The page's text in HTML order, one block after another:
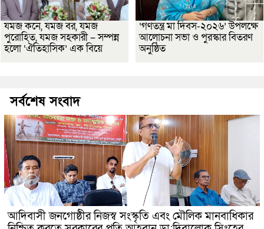
যমজ কনে, যমজ বর, যমজ
পুরোহিত, যমজ সহকারী – সম্পন্ন
হলো ‘ঐতিহাসিক’ এক বিয়ে
‘গণতন্ত্র মা দিবস-২০২৬’ উপলক্ষে
আলোচনা সভা ও পুরস্কার বিতরণ
অনুষ্ঠিত
সর্বশেষ সংবাদ
আদিবাসী জনগোষ্ঠীর নিজস্ব সংস্কৃতি এবং মৌলিক মানবাধিকার